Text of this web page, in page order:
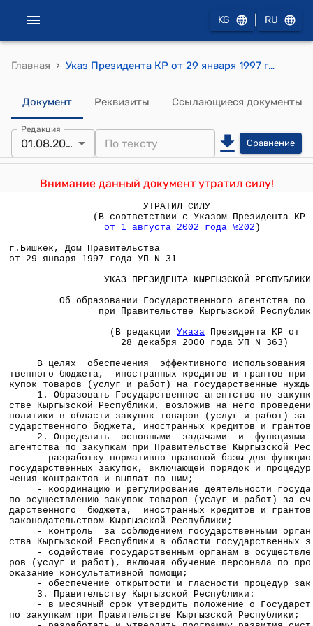
KG RU
Главная › Указ Президента КР от 29 января 1997 года УП №31 "Об образовании Государственного агентства по закупкам при Правительстве Кыргызской Республики"
Документ Реквизиты Ссылающиеся документы
Редакция
01.08.2002 Сравнение
Внимание данный документ утратил силу!